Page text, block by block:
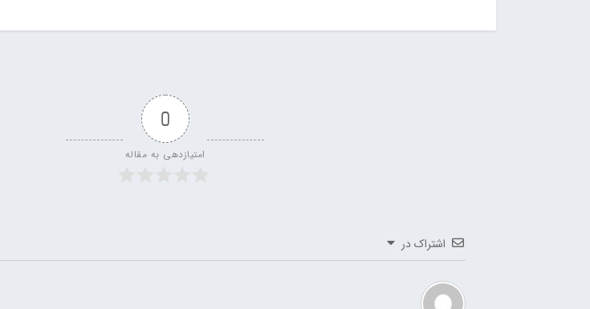
0
امتیازدهی به مقاله
اشتراک در